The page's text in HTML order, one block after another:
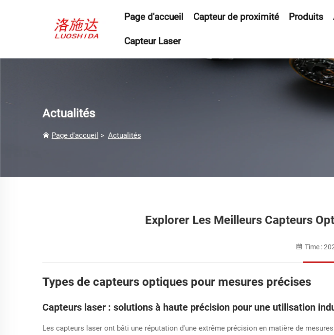
Page d'accueil Capteur de proximité Produits
Capteur Laser
Actualités
Page d'accueil > Actualités
Explorer Les Meilleurs Capteurs
Time :
Types de capteurs optiques pour mesures précises
Capteurs laser : solutions à haute précision pour une utilisation
Les capteurs laser ont bâti une réputation d'une extrême précision en matière de